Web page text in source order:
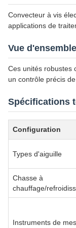
Convecteur à vis
applications de
Vue
Ces unités robustes
un contrôle précis
Spécifications
Configuration
Types d'aiguille
Chasse à
chauffage/
Instruments de